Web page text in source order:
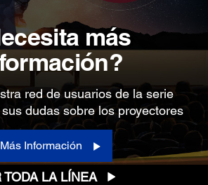
más
red de usuarios de la serie
dudas sobre los proyectores
Más Información
TODA LA LÍNEA